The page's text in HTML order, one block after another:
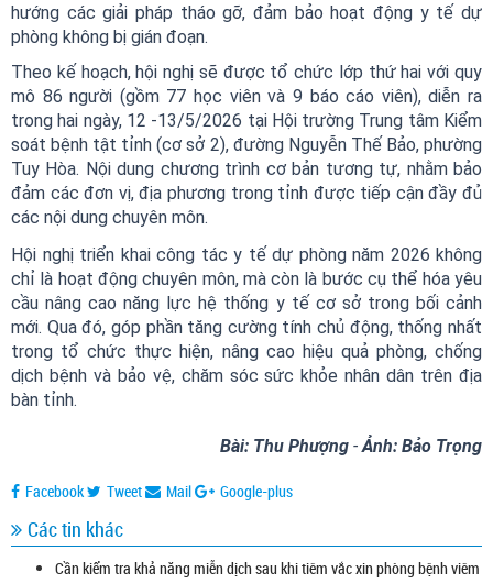
hướng các giải pháp tháo gỡ, đảm bảo hoạt động y tế dự
phòng không bị gián đoạn.
Theo kế hoạch, hội nghị sẽ được tổ chức lớp thứ hai với quy
mô 86 người (gồm 77 học viên và 9 báo cáo viên), diễn ra
trong hai ngày, 12 -13/5/2026 tại Hội trường Trung tâm Kiểm
soát bệnh tật tỉnh (cơ sở 2), đường Nguyễn Thế Bảo, phường
Tuy Hòa. Nội dung chương trình cơ bản tương tự, nhằm bảo
đảm các đơn vị, địa phương trong tỉnh được tiếp cận đầy đủ
các nội dung chuyên môn.
Hội nghị triển khai công tác y tế dự phòng năm 2026 không
chỉ là hoạt động chuyên môn, mà còn là bước cụ thể hóa yêu
cầu nâng cao năng lực hệ thống y tế cơ sở trong bối cảnh
mới. Qua đó, góp phần tăng cường tính chủ động, thống nhất
trong tổ chức thực hiện, nâng cao hiệu quả phòng, chống
dịch bệnh và bảo vệ, chăm sóc sức khỏe nhân dân trên địa
bàn tỉnh.
Bài: Thu Phượng -Ảnh: Bảo Trọng
Facebook Tweet Mail Google-plus
Các tin khác
Cần kiểm tra khả năng miễn dịch sau khi tiêm vắc xin phòng bệnh viêm